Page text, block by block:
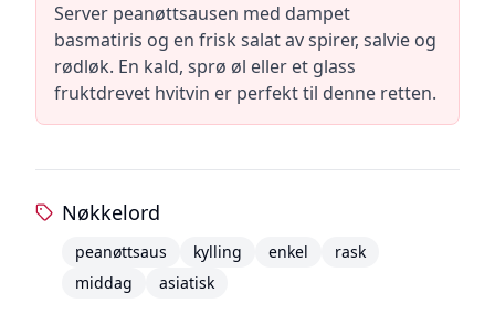
Server peanøttsausen med dampet
basmatiris og en frisk salat av spirer, salvie og
rødløk. En kald, sprø øl eller et glass
fruktdrevet hvitvin er perfekt til denne retten.
Nøkkelord
peanøttsaus kylling enkel
rask
middag
asiatisk